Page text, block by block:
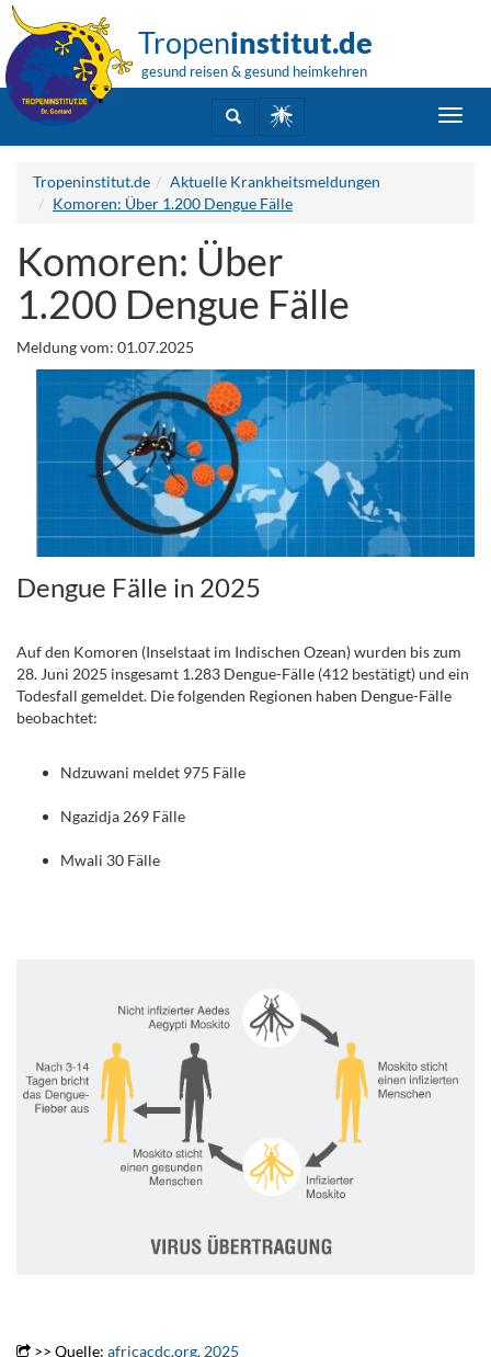
Tropeninstitut.de
gesund reisen & gesund heimkehren
Tropeninstitut.de
Aktuelle Krankheitsmeldungen
Komoren: Über 1.200 Dengue Fälle
Komoren: Über
1.200 Dengue Fälle
Meldung vom: 01.07.2025
Dengue Fälle in 2025
Auf den Komoren (Inselstaat im Indischen Ozean) wurden bis zum
28. Juni 2025 insgesamt 1.283 Dengue-Fälle (412 bestätigt) und ein
Todesfall gemeldet. Die folgenden Regionen haben Dengue-Fälle
beobachtet:
Ndzuwani meldet 975 Fälle
Ngazidja 269 Fälle
Mwali 30 Fälle
>> Quelle: africacdc.org, 2025